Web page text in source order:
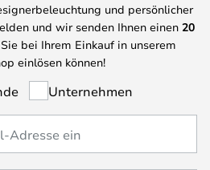
und persönlicher
und wir senden Ihnen einen 20
bei Ihrem Einkauf in unserem
einlösen können!
Unternehmen